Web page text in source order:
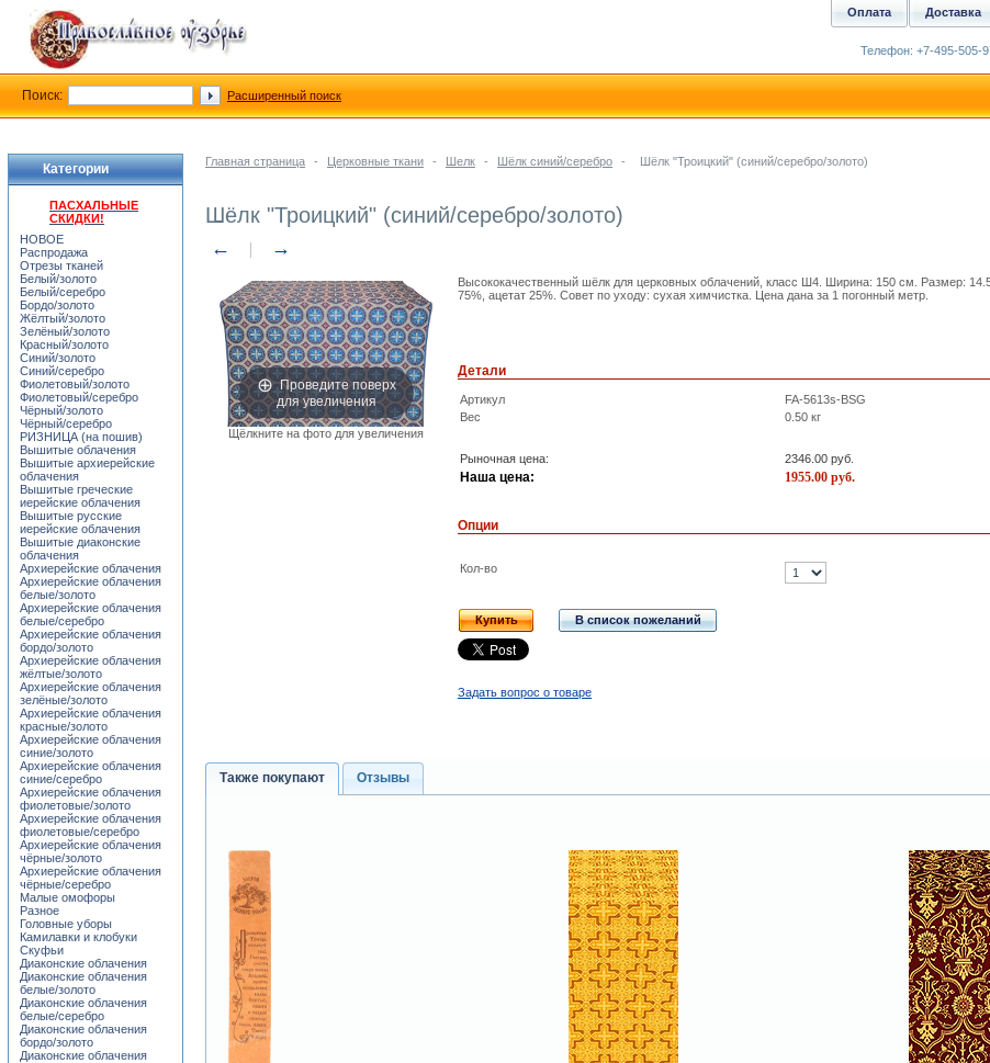
Главная страница - Церковные ткани - Шелк - Шёлк синий/серебро - Шёлк "Троицкий" (синий/серебро/золото)
Шёлк "Троицкий" (синий/серебро/золото)
← →
Проведите поверх
для увеличения
Щёлкните на фото для увеличения
Высококачественный шёлк для церковных облачений, класс Ш4. Ширина: 150 см. Размер:
75%, ацетат 25%. Совет по уходу: сухая химчистка. Цена дана за 1 погонный метр.
Детали
Артикул
FA-5613s-BSG
Вес
0.50 кг
Рыночная цена: 2346.00 руб.
Наша цена: 1955.00 руб.
Опции
Кол-во
Купить В список пожеланий
Задать вопрос о товаре
Также покупают Отзывы
Категории
ПАСХАЛЬНЫЕ
СКИДКИ!
НОВОЕ
Распродажа
Отрезы тканей
Белый/золото
Белый/серебро
Бордо/золото
Жёлтый/золото
Зелёный/золото
Красный/золото
Синий/золото
Синий/серебро
Фиолетовый/золото
Фиолетовый/серебро
Чёрный/золото
Чёрный/серебро
РИЗНИЦА (на пошив)
Вышитые облачения
Вышитые архиерейские
облачения
Вышитые греческие
иерейские облачения
Вышитые русские
иерейские облачения
Вышитые диаконские
облачения
Архиерейские облачения
Архиерейские облачения
белые/золото
Архиерейские облачения
белые/серебро
Архиерейские облачения
бордо/золото
Архиерейские облачения
жёлтые/золото
Архиерейские облачения
зелёные/золото
Архиерейские облачения
красные/золото
Архиерейские облачения
синие/золото
Архиерейские облачения
синие/серебро
Архиерейские облачения
фиолетовые/золото
Архиерейские облачения
фиолетовые/серебро
Архиерейские облачения
чёрные/золото
Архиерейские облачения
чёрные/серебро
Малые омофоры
Разное
Головные уборы
Камилавки и клобуки
Скуфьи
Диаконские облачения
Диаконские облачения
белые/золото
Диаконские облачения
белые/серебро
Диаконские облачения
бордо/золото
Диаконские облачения
Доставка
Оплата
Телефон: +7-495-505-
Поиск: Расширенный поиск